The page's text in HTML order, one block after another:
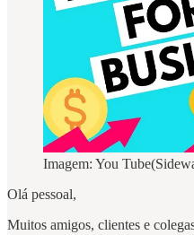
Imagem: You
Olá pessoal,
Muitos amigos, clientes e